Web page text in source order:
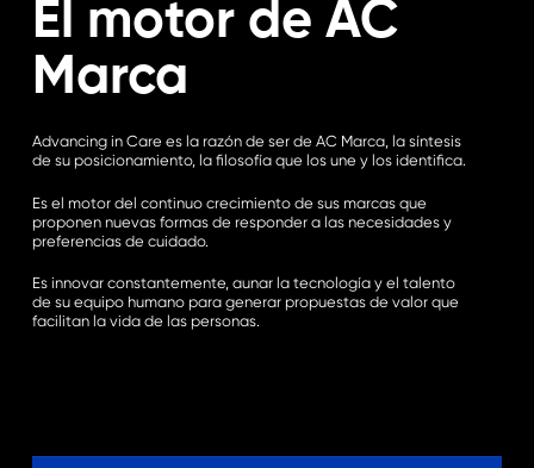
El motor de AC
Marca
Advancing in Care es la razón de ser de AC Marca, la síntesis
de su posicionamiento, la filosofía que los une y los identifica.
Es el motor del continuo crecimiento de sus marcas que
proponen nuevas formas de responder a las necesidades y
preferencias de cuidado.
Es innovar constantemente, aunar la tecnología y el talento
de su equipo humano para generar propuestas de valor que
facilitan la vida de las personas.